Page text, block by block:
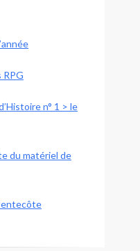
n° 1 > le
du matériel de